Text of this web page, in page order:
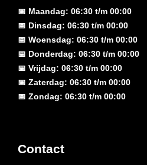
📅 Maandag: 06:30 t/m 00:00
📅 Dinsdag: 06:30 t/m 00:00
📅 Woensdag: 06:30 t/m 00:00
📅 Donderdag: 06:30 t/m 00:00
📅 Vrijdag: 06:30 t/m 00:00
📅 Zaterdag: 06:30 t/m 00:00
📅 Zondag: 06:30 t/m 00:00
Contact